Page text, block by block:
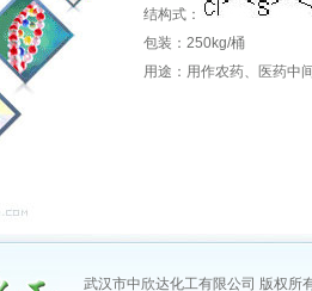
结构式：
包装：250kg/桶
用途：用作农药、医药中
武汉市中欣达化工有限公司 版权所